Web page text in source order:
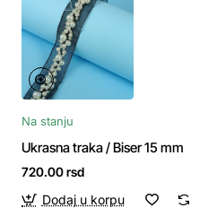
Na stanju
Ukrasna traka / Biser 15 mm
720.00 rsd
Dodaj u korpu